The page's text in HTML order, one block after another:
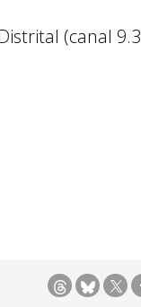
(canal 9.3